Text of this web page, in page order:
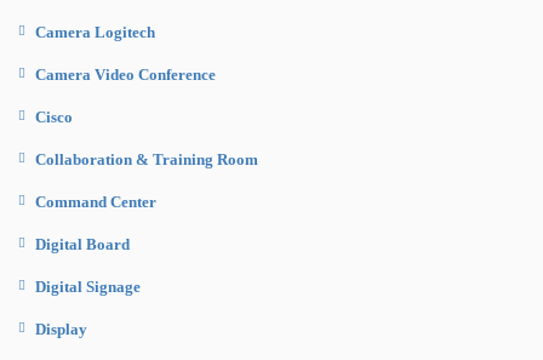
Camera Logitech
Camera Video Conference
Cisco
Collaboration & Training Room
Command Center
Digital Board
Digital Signage
Display